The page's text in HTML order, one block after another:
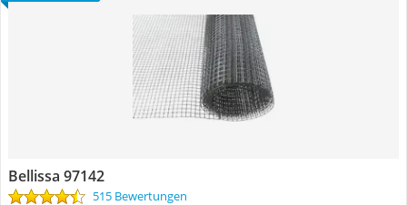
Bellissa 97142
515 Bewertungen